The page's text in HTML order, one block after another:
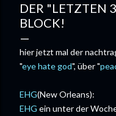
DER "LETZTEN
BLOCK!
hier jetzt mal der
"eye hate god", über "
EHG(New Orleans):
EHG ein unter der